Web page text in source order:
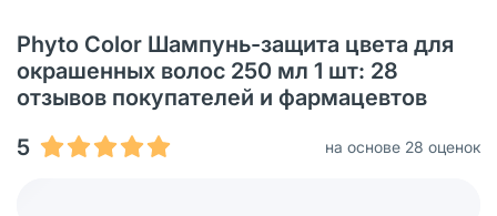
Phyto Color Шампунь-защита цвета для
окрашенных волос 250 мл 1 шт: 28
отзывов покупателей и фармацевтов
5
на основе 28 оценок